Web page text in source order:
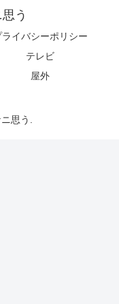
う
ライバシーポリシー
テレビ
屋外
思う.